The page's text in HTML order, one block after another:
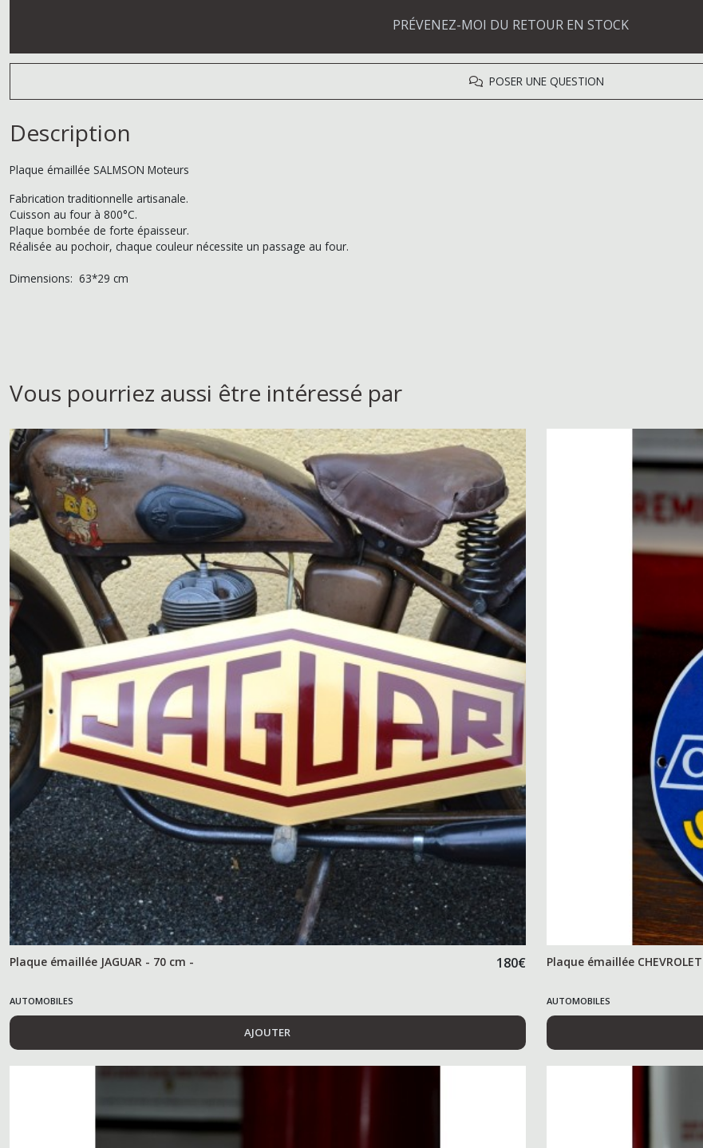
PRÉVENEZ-MOI DU RETOUR EN STOCK
POSER UNE QUESTION
Description
Plaque émaillée SALMSON Moteurs
Fabrication traditionnelle artisanale.
Cuisson au four à 800°C.
Plaque bombée de forte épaisseur.
Réalisée au pochoir, chaque couleur nécessite un passage au four.
Dimensions: 63*29 cm
Vous pourriez aussi être intéressé par
Plaque émaillée JAGUAR - 70 cm - 180€
AUTOMOBILES
AJOUTER
Plaque émaillée
AUTOMOBILES